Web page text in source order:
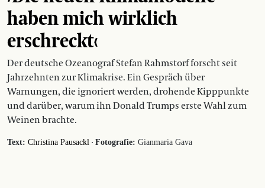
haben mich wirklich
erschreckt‹
Der deutsche Ozeanograf Stefan Rahmstorf forscht seit
Jahrzehnten zur Klimakrise. Ein Gespräch über
Warnungen, die ignoriert werden, drohende Kipppunkte
und darüber, warum ihn Donald Trumps erste Wahl zum
Weinen brachte.
Text: Christina Pausackl · Fotografie: Gianmaria Gava